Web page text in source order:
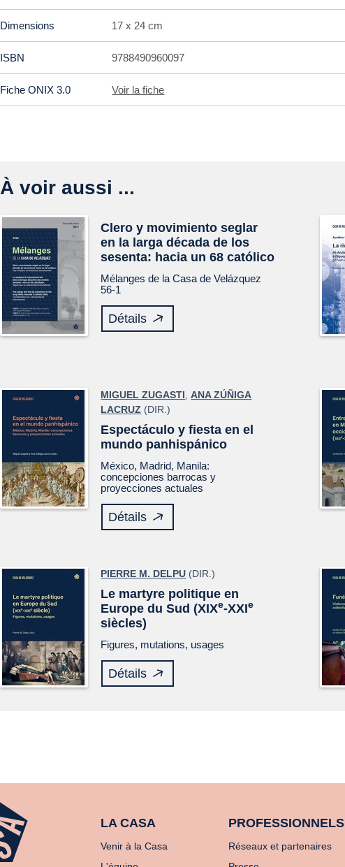
Dimensions 17 x 24 cm
ISBN 9788490960097
Fiche ONIX 3.0 Voir la fiche
À voir aussi ...
Clero y movimiento seglar
en la larga década de los
sesenta: hacia un 68 católico
Mélanges de la Casa de Velázquez
56-1
Détails
MIGUEL ZUGASTI ,ANA ZÚÑIGA
LACRUZ (DIR.)
Espectáculo y fiesta en el
mundo panhispánico
México, Madrid, Manila:
concepciones barrocas y
proyecciones actuales
Détails
PIERRE M. DELPU (DIR.)
Le martyre politique en
Europe du Sud (XIXe-XXIe
siècles)
Figures, mutations, usages
Détails
LA CASA
Venir à la Casa
PROFESSIONNELS
Réseaux et partenaires